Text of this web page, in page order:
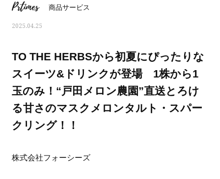
ママとパパに贈る「ジェンダーレ
Prtimes 商品サービス
2025.04.25
TO THE HERBSから初夏にぴったりな
スイーツ&ドリンクが登場 1株から1
玉のみ！“戸田メロン農園”直送とろけ
る甘さのマスクメロンタルト・スパー
クリング！！
株式会社フォーシーズ